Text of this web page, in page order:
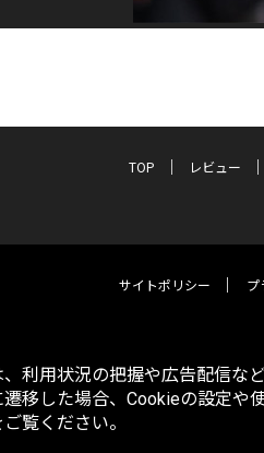
TOP レビュー
サイトポリシー プ
利用状況の把握や広告配信な
移した場合、Cookieの設定や
ご覧ください。